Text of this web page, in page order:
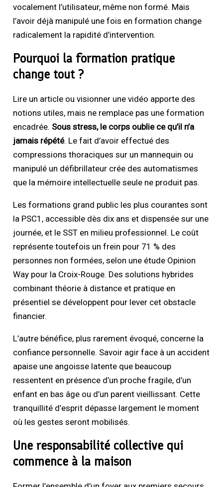
vocalement l’utilisateur, même non formé. Mais
l’avoir déjà manipulé une fois en formation change
radicalement la rapidité d’intervention.
Pourquoi la formation pratique
change tout ?
Lire un article ou visionner une vidéo apporte des
notions utiles, mais ne remplace pas une formation
encadrée. Sous stress, le corps oublie ce qu’il n’a
jamais répété. Le fait d’avoir effectué des
compressions thoraciques sur un mannequin ou
manipulé un défibrillateur crée des automatismes
que la mémoire intellectuelle seule ne produit pas.
Les formations grand public les plus courantes sont
la PSC1, accessible dès dix ans et dispensée sur une
journée, et le SST en milieu professionnel. Le coût
représente toutefois un frein pour 71 % des
personnes non formées, selon une étude Opinion
Way pour la Croix-Rouge. Des solutions hybrides
combinant théorie à distance et pratique en
présentiel se développent pour lever cet obstacle
financier.
L’autre bénéfice, plus rarement évoqué, concerne la
confiance personnelle. Savoir agir face à un accident
apaise une angoisse latente que beaucoup
ressentent en présence d’un proche fragile, d’un
enfant en bas âge ou d’un parent vieillissant. Cette
tranquillité d’esprit dépasse largement le moment
où les gestes seront mobilisés.
Une responsabilité collective qui
commence à la maison